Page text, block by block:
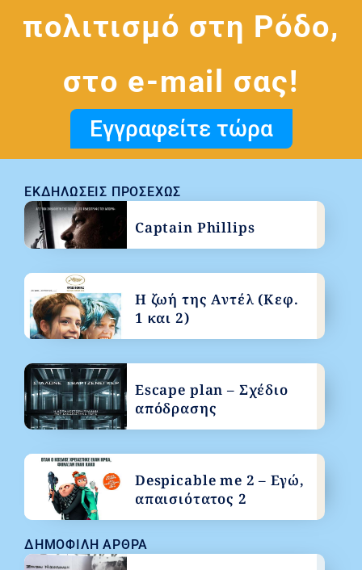
πολιτισμό στη Ρόδο,
στο e-mail σας!
Εγγραφείτε τώρα
ΔΗΜΟΦΙΛΉ ΆΡΘΡΑ
ΕΚΔΗΛΏΣΕΙΣ ΠΡΟΣΕΧΏΣ
Captain Phillips
Η ζωή της Αντέλ (Κεφ.
1 και 2)
Escape plan – Σχέδιο
απόδρασης
Despicable me 2 – Εγώ,
απαισιότατος 2